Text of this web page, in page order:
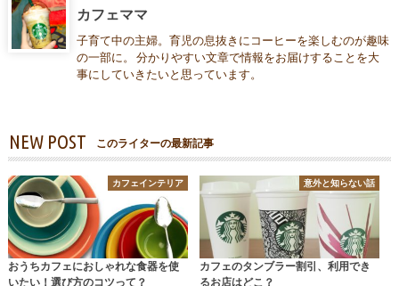
カフェママ
子育て中の主婦。育児の息抜きにコーヒーを楽しむのが趣味
の一部に。 分かりやすい文章で情報をお届けすることを大
事にしていきたいと思っています。
NEW POST このライターの最新記事
カフェインテリア
おうちカフェにおしゃれな食器を使
いたい！選び方のコツって？
意外と知らない話
カフェのタンブラー割引、利用でき
るお店はどこ？